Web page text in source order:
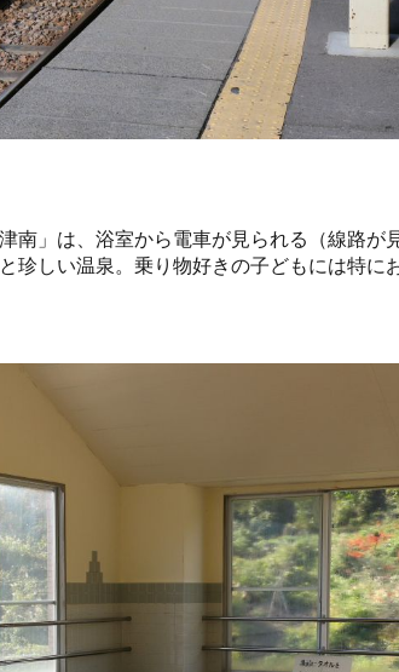
南」は、浴室から電車が見られる（線路が
しい温泉。乗り物好きの子どもには特に